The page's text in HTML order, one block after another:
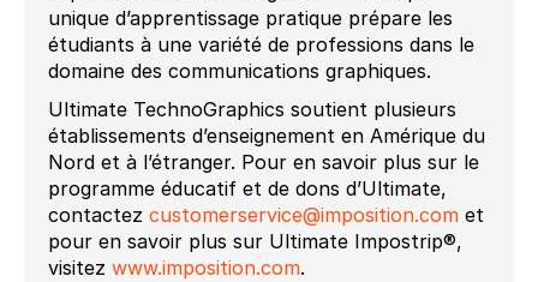
unique d’apprentissage pratique prépare les
étudiants à une variété de professions dans le
domaine des communications graphiques.
Ultimate TechnoGraphics soutient plusieurs
établissements d’enseignement en Amérique du
Nord et à l’étranger. Pour en savoir plus sur le
programme éducatif et de dons d’Ultimate,
contactez customerservice@imposition.com et
pour en savoir plus sur Ultimate Impostrip®,
visitez www.imposition.com.